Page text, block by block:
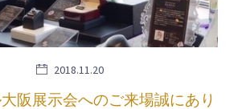
2018.11.20
阪展示会へのご来場誠にあり